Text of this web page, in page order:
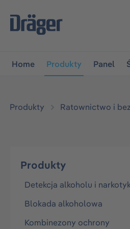
do głównej nawigacji
Home Produkty Panel
Produkty Ratownictwo i
Produkty
Detekcja alkoholu i
Blokada alkoholowa
Kombinezony ochrony